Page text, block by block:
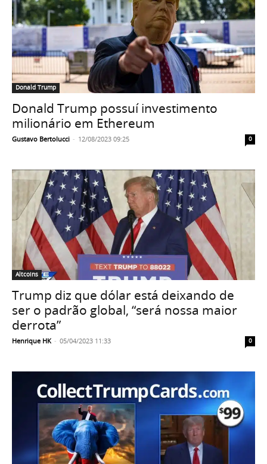
Donald Trump
Donald Trump possuí investimento
milionário em Ethereum
Gustavo Bertolucci - 12/08/2023 09:25 0
Altcoins
Trump diz que dólar está deixando de
ser o padrão global, “será nossa maior
derrota”
Henrique HK - 05/04/2023 11:33 0